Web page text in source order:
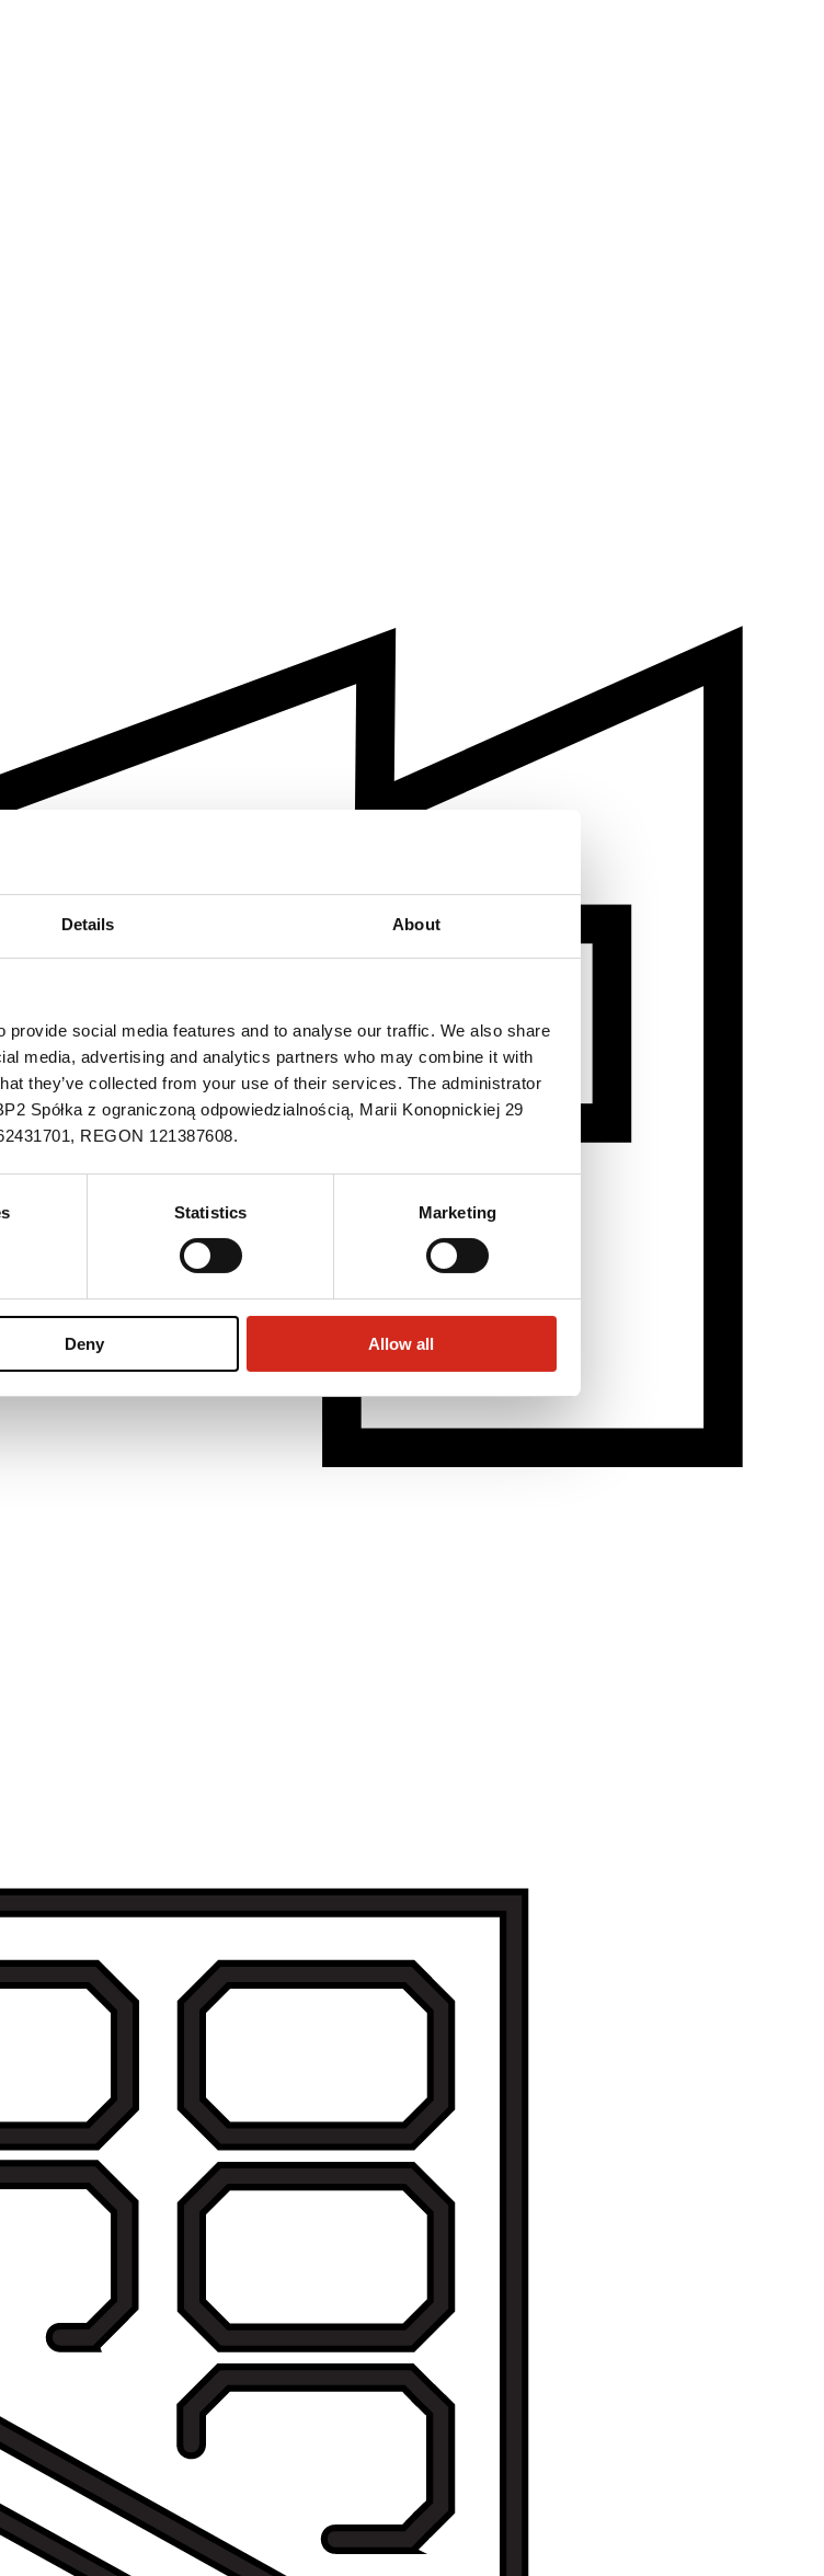
Details About
social media features and to analyse our traffic. We also share
media, advertising and analytics partners who may combine it with
they’ve collected from your use of their services. The administrator
Spółka z ograniczoną odpowiedzialnością, Marii Konopnickiej 29
REGON 121387608.
Statistics Marketing
Deny Allow all